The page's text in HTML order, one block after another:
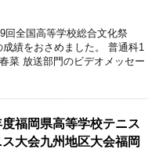
回全国高等学校総合文化祭
績をおさめました。 普通科1
放送部門のビデオメッセー
福岡県高等学校テニス
大会九州地区大会福岡